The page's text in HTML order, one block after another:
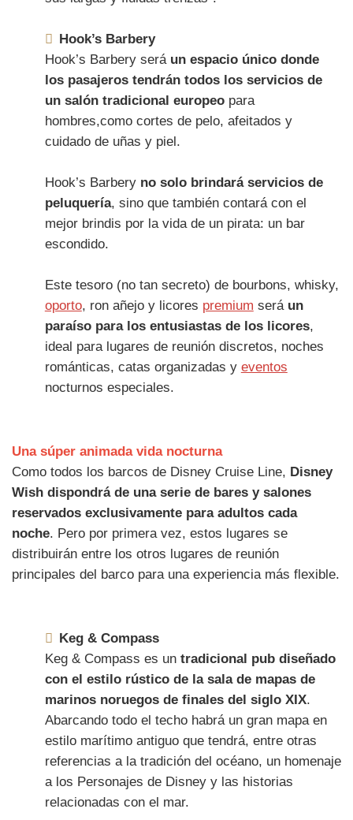
Hook’s Barbery
Hook’s Barbery será un espacio único donde
los pasajeros tendrán todos los servicios de
un salón tradicional europeopara
hombres,como cortes de pelo, afeitados y
cuidado de uñas y piel.
Hook’s Barbery no solo brindará servicios de
peluquería, sino que también contará con el
mejor brindis por la vida de un pirata: un bar
escondido.
Este tesoro (no tan secreto) de bourbons, whisky,
oporto, ron añejo y licores premium será un
paraíso para los entusiastas de los licores,
ideal para lugares de reunión discretos, noches
románticas, catas organizadas y eventos
nocturnos especiales.
Una súper animada vida nocturna
Como todos los barcos de Disney Cruise Line, Disney
Wish dispondrá de una serie de bares y salones
reservados exclusivamente para adultos cada
noche. Pero por primera vez, estos lugares se
distribuirán entre los otros lugares de reunión
principales del barco para una experiencia más flexible.
Keg & Compass
Keg & Compass es un tradicional pub diseñado
con el estilo rústico de la sala de mapas de
marinos noruegos de finales del siglo XIX.
Abarcando todo el techo habrá un gran mapa en
estilo marítimo antiguo que tendrá, entre otras
referencias a la tradición del océano, un homenaje
a los Personajes de Disney y las historias
relacionadas con el mar.